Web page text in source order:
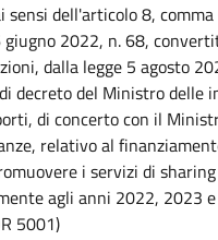
sensi dell'articolo 8,
giugno 2022, n. 68,
dalla legge 5 agosto
decreto del Ministro delle
di concerto con il
relativo al
i servizi di
agli anni 2022, 2023
5001)